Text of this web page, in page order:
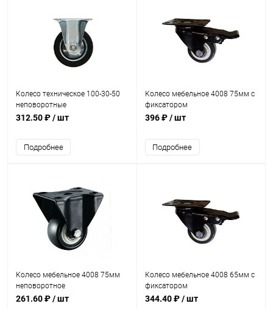
Колесо техническое 100-30-50
неповоротные
312.50 ₽/ шт
Подробнее
Колесо мебельное 4008 75мм с
фиксатором
396 ₽/ шт
Подробнее
Колесо мебельное 4008 75мм
неповоротное
261.60 ₽/ шт
Колесо мебельное 4008 65мм с
фиксатором
344.40 ₽/ шт